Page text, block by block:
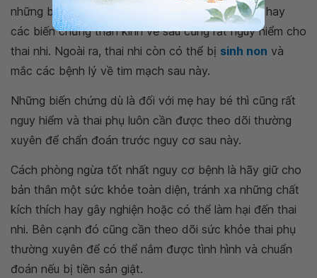
những biến chứng như chậm phát triển bào thai, hay
các biến chứng thần kinh về sau cũng rất nguy hiểm cho
thai nhi. Ngoài ra, thai nhi còn có thể bị sinh non và
mắc các bệnh lý về tim mạch sau này.
Những biến chứng dù là đối với mẹ hay bé thì cũng rất
nguy hiểm và thai phụ luôn cần được theo dõi thường
xuyên để chẩn đoán trước nguy cơ sau này.
Cách phòng ngừa tốt nhất nguy cơ bệnh là hãy giữ cho
bản thân một sức khỏe toàn diện, tránh xa những chất
kích thích hay gây nghiện hoặc có thể làm hại đến thai
nhi. Bên cạnh đó cũng cần theo dõi sức khỏe thai phụ
thường xuyên để có thể nắm được tình hình và chuẩn
đoán nếu bị tiền sản giật.